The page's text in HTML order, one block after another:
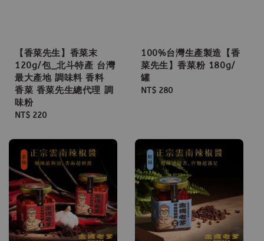
【香菜先生】香菜末
120g/包_北斗特產 台灣
最大產地 調味料 香料
香菜 香菜先生總代理 調
味粉
Regular
NT$ 220
100%台灣生產製造【香
菜先生】香菜粉 180g/
罐
Regular
NT$ 280